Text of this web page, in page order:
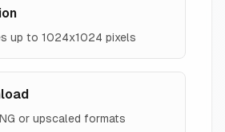
up to 1024x1024 pixels
or upscaled formats